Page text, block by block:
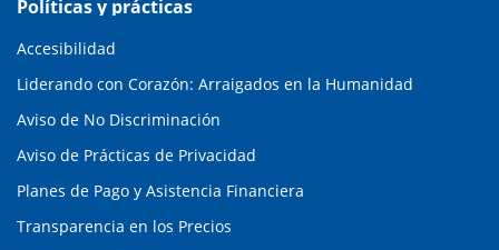
Políticas y prácticas
Accesibilidad
Liderando con Corazón: Arraigados en la Humanidad
Aviso de No Discriminación
Aviso de Prácticas de Privacidad
Planes de Pago y Asistencia Financiera
Transparencia en los Precios